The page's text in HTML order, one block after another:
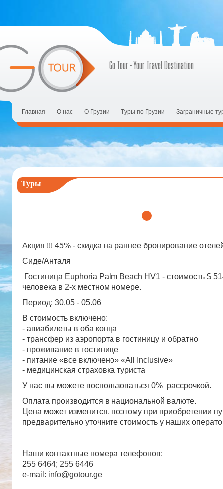
Go Tour - Your Travel Destination
Главная О нас О Грузии Tуры по Грузии Заграничные
Туры
Акция !!! 45% - скидка на раннее бронирование
Сиде/Анталя
Гостиница Euphoria Palm Beach HV1 - стоимость $
человека в 2-х местном номере.
Период: 30.05 - 05.06
В стоимость включено:
- авиабилеты в оба конца
- трансфер из аэропорта в гостиницу и обратно
- проживание в гостинице
- питание «все включено» «All Inclusive»
- медицинская страховка туриста
У нас вы можете воспользоваться 0% рассрочкой.
Оплата производится в национальной валюте.
Цена может изменится, поэтому при приобретении
предварительно уточните стоимость у наших
Наши контактные номера телефонов:
255 6464; 255 6446
e-mail: info@gotour.ge